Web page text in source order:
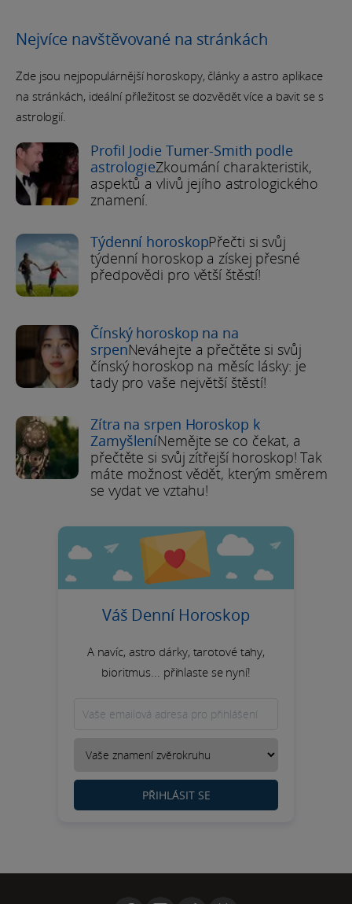
Nejvíce navštěvované na stránkách
Zde jsou nejpopulárnější horoskopy, články a astro aplikace
na stránkách, ideální příležitost se dozvědět více a bavit se s
astrologií.
Profil Jodie Turner-Smith podle
astrologieZkoumání charakteristik,
aspektů a vlivů jejího astrologického
znamení.
Týdenní horoskopPřečti si svůj
týdenní horoskop a získej přesné
předpovědi pro větší štěstí!
Čínský horoskop na na
srpenNeváhejte a přečtěte si svůj
čínský horoskop na měsíc lásky: je
tady pro vaše největší štěstí!
Zítra na srpen Horoskop k
ZamyšleníNemějte se co čekat, a
přečtěte si svůj zítřejší horoskop! Tak
máte možnost vědět, kterým směrem
se vydat ve vztahu!
Váš Denní Horoskop
A navíc, astro dárky, tarotové tahy,
bioritmus... přihlaste se nyní!
PŘIHLÁSIT SE